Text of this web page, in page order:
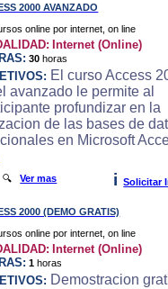
2000 AVANZADO
Internet (Online)
30 horas
El curso Access
avanzado le permite al
profundizar en la
de las bases de
en Microsoft
🔍Ver mas i Solicitar
2000 (DEMO GRATIS)
Internet (Online)
1 horas
Demostracion